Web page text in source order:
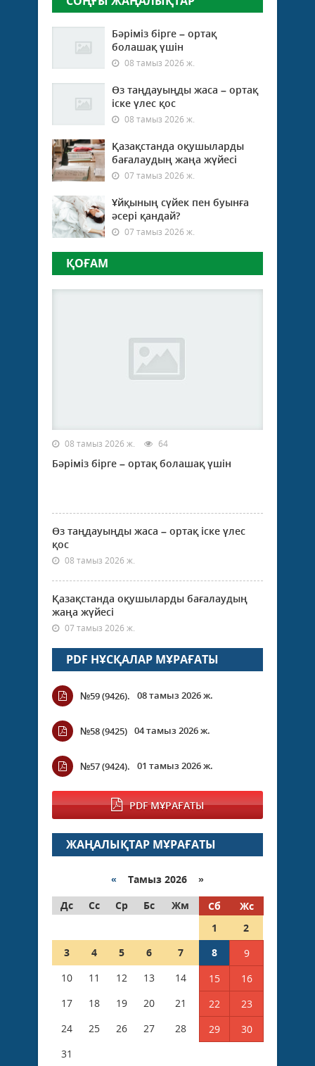
Бәріміз бірге – ортақ
болашақ үшін
08 тамыз 2026 ж.
Өз таңдауыңды жаса – ортақ
іске үлес қос
08 тамыз 2026 ж.
Қазақстанда оқушыларды
бағалаудың жаңа жүйесі
07 тамыз 2026 ж.
Ұйқының сүйек пен буынға
әсері қандай?
07 тамыз 2026 ж.
ҚОҒАМ
08 тамыз 2026 ж. 64
Бәріміз бірге – ортақ болашақ үшін
Өз таңдауыңды жаса – ортақ іске үлес
қос
08 тамыз 2026 ж.
Қазақстанда оқушыларды бағалаудың
жаңа жүйесі
07 тамыз 2026 ж.
PDF НҰСҚАЛАР МҰРАҒАТЫ
№59 (9426). 08 тамыз 2026 ж.
№58 (9425) 04 тамыз 2026 ж.
№57 (9424). 01 тамыз 2026 ж.
PDF МҰРАҒАТЫ
ЖАҢАЛЫҚТАР МҰРАҒАТЫ
« Тамыз 2026 »
Дс
Сс Ср Бс Жм Сб
Жс
1
2
3
4 5 6 7 8
9
10
11 12 13 14 15
16
17
18 19 20 21 22
23
24
25 26 27 28 29
30
31